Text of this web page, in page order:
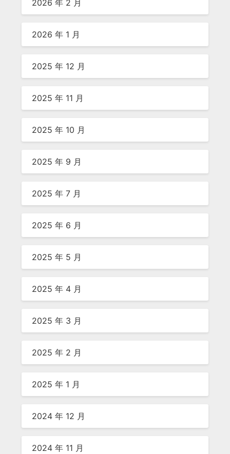
2026 年 2 月
2026 年 1 月
2025 年 12 月
2025 年 11 月
2025 年 10 月
2025 年 9 月
2025 年 7 月
2025 年 6 月
2025 年 5 月
2025 年 4 月
2025 年 3 月
2025 年 2 月
2025 年 1 月
2024 年 12 月
2024 年 11 月